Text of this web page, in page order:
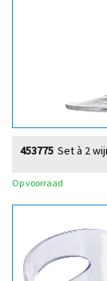
Set à 2
453775
Op voorraad